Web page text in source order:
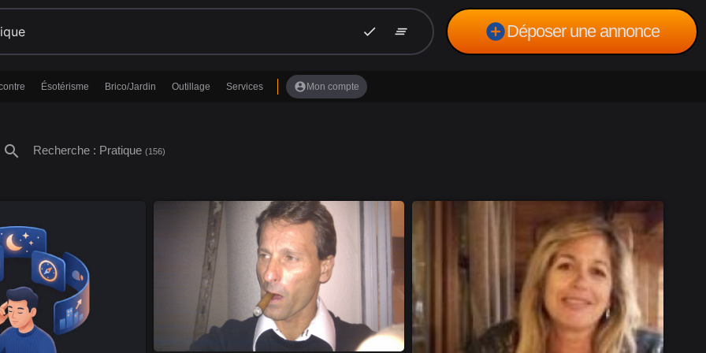
check clear_all add_circleDéposer une annonce
Ésotérisme Brico/Jardin Outillage Services account_circle Mon compte
search Recherche : Pratique (156)